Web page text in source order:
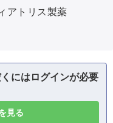
アトリス製薬
にはログインが必要
見る